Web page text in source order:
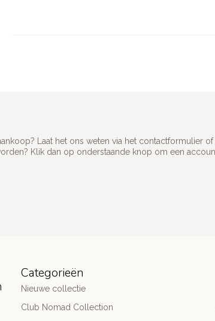
Laat het ons weten via het contactformulier of
Klik dan op onderstaande knop om een
Categorieën
Nieuwe collectie
Club Nomad Collection